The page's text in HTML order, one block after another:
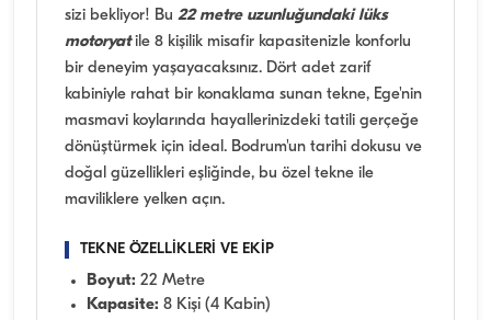
sizi bekliyor! Bu 22 metre uzunluğundaki lüks
motoryatile 8 kişilik misafir kapasitenizle konforlu
bir deneyim yaşayacaksınız. Dört adet zarif
kabiniyle rahat bir konaklama sunan tekne, Ege'nin
masmavi koylarında hayallerinizdeki tatili gerçeğe
dönüştürmek için ideal. Bodrum'un tarihi dokusu ve
doğal güzellikleri eşliğinde, bu özel tekne ile
maviliklere yelken açın.
TEKNE ÖZELLİKLERİ VE EKİP
Boyut: 22 Metre
Kapasite: 8 Kişi (4 Kabin)